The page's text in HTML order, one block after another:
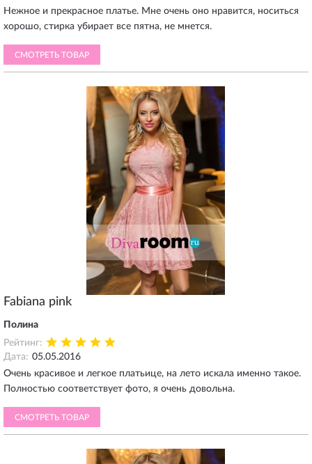
Нежное и прекрасное платье. Мне очень оно нравится, носиться
хорошо, стирка убирает все пятна, не мнется.
СМОТРЕТЬ ТОВАР
Fabiana pink
Полина
Рейтинг:
Дата: 05.05.2016
Очень красивое и легкое платьице, на лето искала именно такое.
Полностью соответствует фото, я очень довольна.
СМОТРЕТЬ ТОВАР